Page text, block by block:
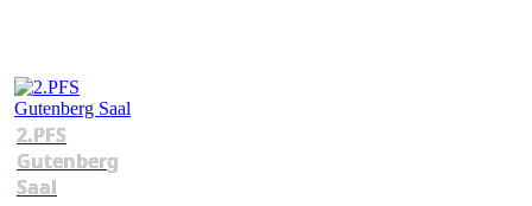
2.PFS
Gutenberg
Saal